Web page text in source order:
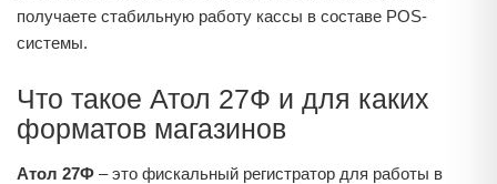
получаете стабильную работу кассы в составе POS-
системы.
Что такое Атол 27Ф и для каких
форматов магазинов
Атол 27Ф – это фискальный регистратор для работы в